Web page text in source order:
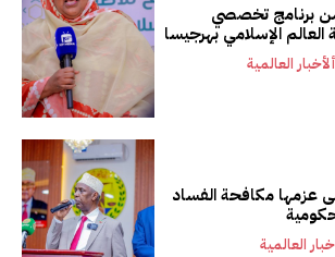
برنامج تخصصي
العالم الإسلامي بهرجيسا
ألأخبار العالمية
عزمها مكافحة الفساد
العالمية